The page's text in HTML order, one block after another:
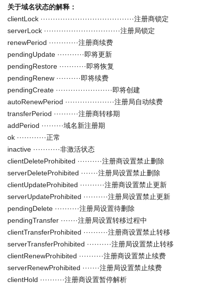
关于域名状态的解释：
clientLock ······································注册商锁定
serverLock ·······························注册局锁定
renewPeriod ············注册商续费
pendingUpdate ···········即将更新
pendingRestore ···········即将恢复
pendingRenew ··········即将续费
pendingCreate ·······················即将创建
autoRenewPeriod ····················注册局自动续费
transferPeriod ··········注册商转移期
addPeriod ·········域名新注册期
ok ············正常
inactive ···········非激活状态
clientDeleteProhibited ··········注册商设置禁止删除
serverDeleteProhibited ·······注册局设置禁止删除
clientUpdateProhibited ··········注册商设置禁止更新
serverUpdateProhibited ··········注册局设置禁止更新
pendingDelete ··········注册局设置待删除
pendingTransfer ·······注册局设置转移过程中
clientTransferProhibited ··········注册商设置禁止转移
serverTransferProhibited ··········注册局设置禁止转移
clientRenewProhibited ··········注册商设置禁止续费
serverRenewProhibited ·······注册局设置禁止续费
clientHold ··········注册商设置暂停解析